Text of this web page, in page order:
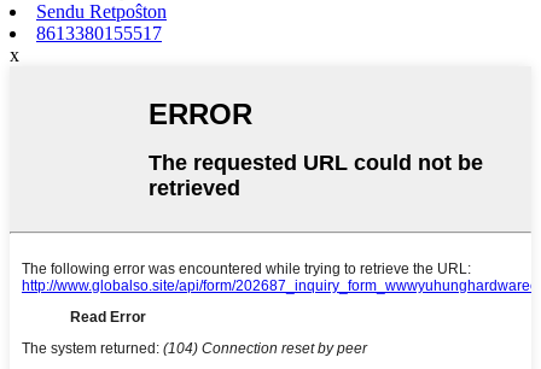
Sendu Retpoŝton
8613380155517
x